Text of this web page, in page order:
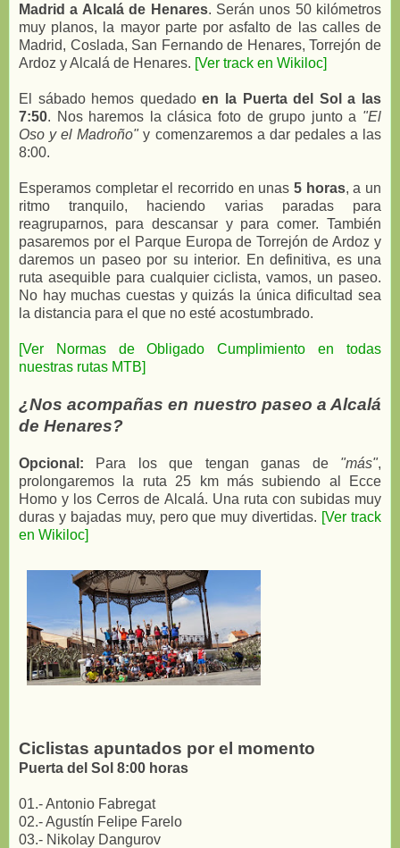
Madrid a Alcalá de Henares. Serán unos 50 kilómetros
muy planos, la mayor parte por asfalto de las calles de
Madrid, Coslada, San Fernando de Henares, Torrejón de
Ardoz y Alcalá de Henares. [Ver track en Wikiloc]
El sábado hemos quedadoen la Puerta del Sol a las
7:50. Nos haremos la clásica foto de grupo junto a "El
Oso y el Madroño"y comenzaremos a dar pedales a las
8:00.
Esperamos completar el recorrido en unas 5 horas, a un
ritmo tranquilo, haciendo varias paradas para
reagruparnos, para descansar y para comer. También
pasaremos por el Parque Europa de Torrejón de Ardoz y
daremos un paseo por su interior. En definitiva, es una
ruta asequible para cualquier ciclista, vamos, un paseo.
No hay muchas cuestas y quizás la única dificultad sea
la distancia para el que no esté acostumbrado.
[Ver Normas de Obligado Cumplimiento en todas
nuestras rutas MTB]
¿Nos acompañas en nuestro paseo a Alcalá
de Henares?
Opcional: Para los que tengan ganas de "más",
prolongaremos la ruta 25 km más subiendo al Ecce
Homo y los Cerros de Alcalá. Una ruta con subidas muy
duras y bajadas muy, pero que muy divertidas. [Ver track
en Wikiloc]
Ciclistas apuntados por el momento
Puerta del Sol 8:00 horas
01.- Antonio Fabregat
02.- Agustín Felipe Farelo
03.- Nikolay Dangurov